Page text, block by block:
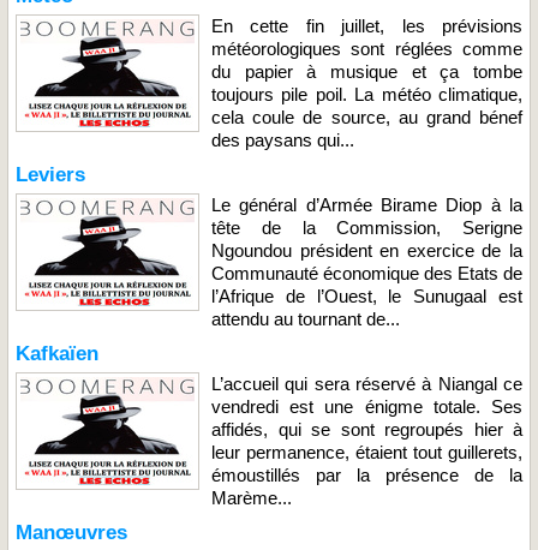
En cette fin juillet, les prévisions
météorologiques sont réglées comme
du papier à musique et ça tombe
toujours pile poil. La météo climatique,
cela coule de source, au grand bénef
des paysans qui...
Leviers
Le général d’Armée Birame Diop à la
tête de la Commission, Serigne
Ngoundou président en exercice de la
Communauté économique des Etats de
l’Afrique de l’Ouest, le Sunugaal est
attendu au tournant de...
Kafkaïen
L’accueil qui sera réservé à Niangal ce
vendredi est une énigme totale. Ses
affidés, qui se sont regroupés hier à
leur permanence, étaient tout guillerets,
émoustillés par la présence de la
Marème...
Manœuvres